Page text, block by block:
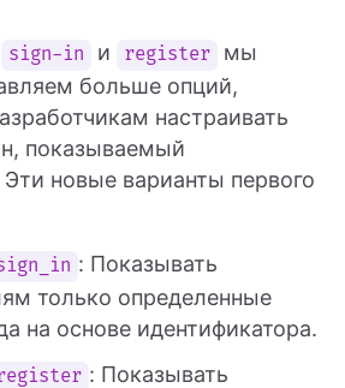
sign-in и register
мы
больше опций,
настраивать
показываемый
новые варианты первого
: Показывать
только определенные
на основе идентификатора.
: Показывать